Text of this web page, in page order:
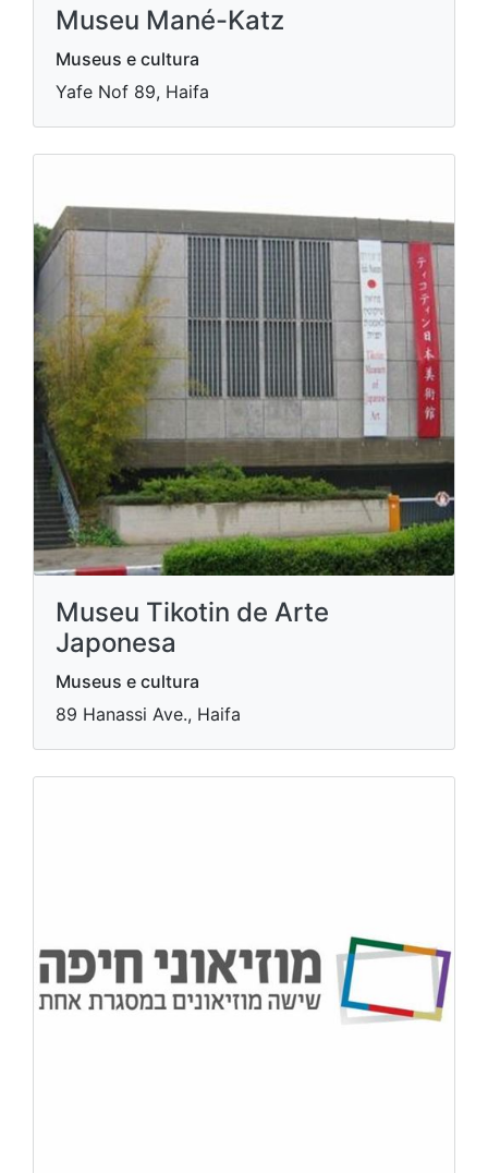
Museu Mané-Katz
Museus e cultura
Yafe Nof 89, Haifa
Museu Tikotin de Arte
Japonesa
Museus e cultura
89 Hanassi Ave., Haifa